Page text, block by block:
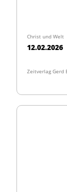
Christ und Welt
12.02.2026
Zeitverlag Gerd